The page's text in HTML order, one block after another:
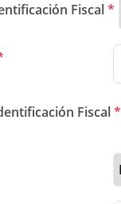
Fiscal*
Fiscal*